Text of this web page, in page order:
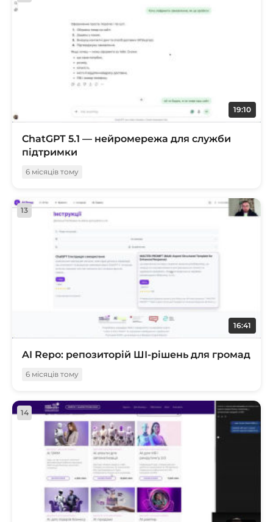
19:10
ChatGPT 5.1 — нейромережа для служби
підтримки
6 місяців тому
13
16:41
AI Repo: репозиторій ШІ-рішень для громад
6 місяців тому
14